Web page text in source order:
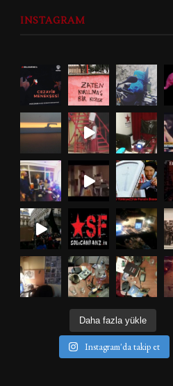
INSTAGRAM
Daha fazla yükle
Instagram'da takip et